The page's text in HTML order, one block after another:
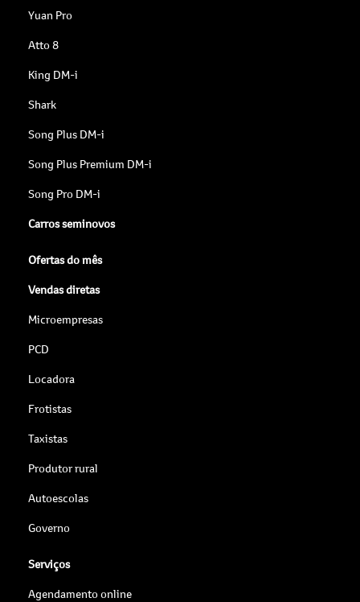
Yuan Pro
Atto 8
King DM-i
Shark
Song Plus DM-i
Song Plus Premium DM-i
Song Pro DM-i
Carros seminovos
Ofertas do mês
Vendas diretas
Microempresas
PCD
Locadora
Frotistas
Taxistas
Produtor rural
Autoescolas
Governo
Serviços
Agendamento online